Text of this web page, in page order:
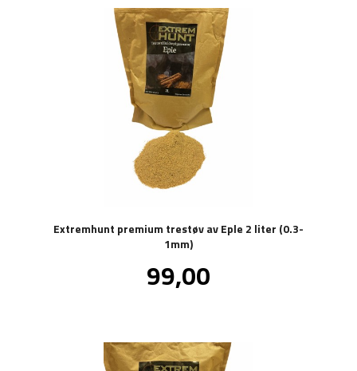
Extremhunt premium trestøv av Eple 2 liter (0.3-
1mm)
Pris
99,00